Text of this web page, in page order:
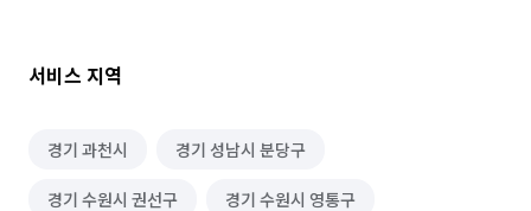
서비스 지역
경기 과천시 경기 성남시 분당구
경기 수원시 권선구 경기 수원시 영통구